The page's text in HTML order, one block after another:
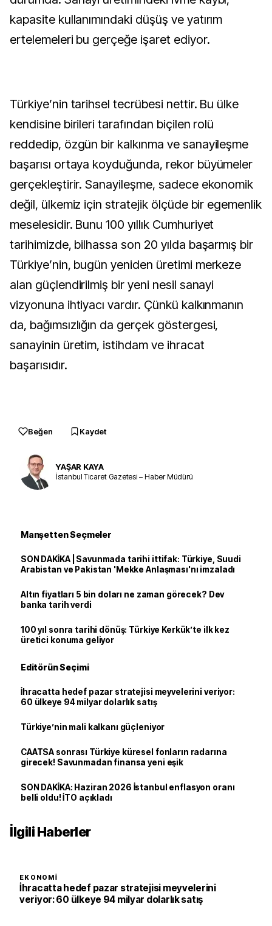
kapasite kullanımındaki düşüş ve yatırım
ertelemeleri bu gerçeğe işaret ediyor.
Türkiye’nin tarihsel tecrübesi nettir. Bu ülke
kendisine birileri tarafından biçilen rolü
reddedip, özgün bir kalkınma ve sanayileşme
başarısı ortaya koyduğunda, rekor büyümeler
gerçekleştirir. Sanayileşme, sadece ekonomik
değil, ülkemiz için stratejik ölçüde bir egemenlik
meselesidir. Bunu 100 yıllık Cumhuriyet
tarihimizde, bilhassa son 20 yılda başarmış bir
Türkiye’nin, bugün yeniden üretimi merkeze
alan güçlendirilmiş bir yeni nesil sanayi
vizyonuna ihtiyacı vardır. Çünkü kalkınmanın
da, bağımsızlığın da gerçek göstergesi,
sanayinin üretim, istihdam ve ihracat
başarısıdır.
Beğen Kaydet
YAŞAR KAYA
İstanbul Ticaret Gazetesi – Haber Müdürü
Manşetten Seçmeler
SON DAKİKA | Savunmada tarihi ittifak: Türkiye, Suudi
Arabistan ve Pakistan 'Mekke Anlaşması'nı imzaladı
Altın fiyatları 5 bin doları ne zaman görecek? Dev
banka tarih verdi
100 yıl sonra tarihi dönüş: Türkiye Kerkük’te ilk kez
üretici konuma geliyor
Editörün Seçimi
İhracatta hedef pazar stratejisi meyvelerini veriyor:
60 ülkeye 94 milyar dolarlık satış
Türkiye’nin mali kalkanı güçleniyor
CAATSA sonrası Türkiye küresel fonların radarına
girecek! Savunmadan finansa yeni eşik
SON DAKİKA: Haziran 2026 İstanbul enflasyon oranı
belli oldu! İTO açıkladı
İlgili Haberler
EKONOMI
İhracatta hedef pazar stratejisi meyvelerini
veriyor: 60 ülkeye 94 milyar dolarlık satış